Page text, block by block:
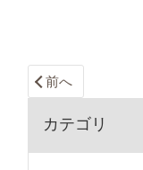
前へ
カテゴリ